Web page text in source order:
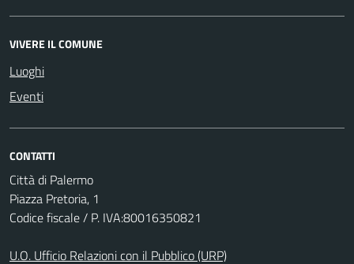
VIVERE IL COMUNE
Luoghi
Eventi
CONTATTI
Città di Palermo
Piazza Pretoria, 1
Codice fiscale / P. IVA:80016350821
U.O. Ufficio Relazioni con il Pubblico (URP)